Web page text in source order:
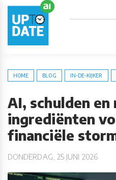
HOME BLOG IN-DE-KIJKER
AI, schulden en
ingrediënten
financiële
DONDERDAG, 25 JUNI 2026